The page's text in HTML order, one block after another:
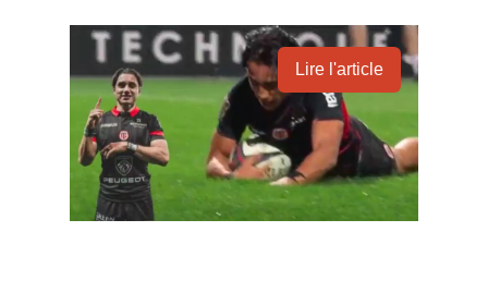
Lire l'article